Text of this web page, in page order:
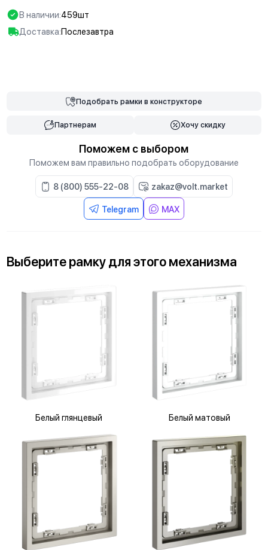
В наличии:459шт
Доставка:Послезавтра
Подобрать рамкив конструкторе
Партнерам Хочу скидку
Поможем с выбором
Поможем вам правильно подобрать оборудование
8 (800) 555-22-08 zakaz@volt.market
Telegram MAX
Выберитерамку дляэтого механизма
Белый глянцевый Белый матовый